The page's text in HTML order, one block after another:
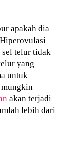
apakah dia
sel telur tidak
yang
untuk
mungkin
akan terjadi
lebih dari